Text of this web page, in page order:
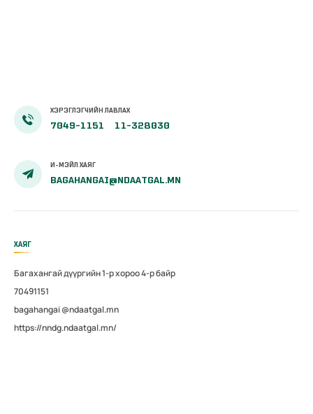
ХЭРЭГЛЭГЧИЙН ЛАВЛАХ
7049-1151 11-328030
И-МЭЙЛ ХАЯГ
BAGAHANGAI@NDAATGAL.MN
ХАЯГ
Багахангай дүүргийн 1-р хороо 4-р байр
70491151
bagahangai @ndaatgal.mn
https://nndg.ndaatgal.mn/